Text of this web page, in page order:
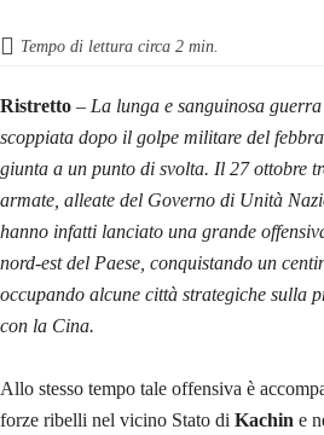
Tempo di lettura circa 2 min.
Ristretto – La lunga e sanguinosa
scoppiata dopo il golpe militare del
giunta a un punto di svolta. Il 27 ottobre
armate, alleate del Governo di Unità
hanno infatti lanciato una grande
nord-est del Paese, conquistando un
occupando alcune città strategiche sulla
con la Cina.
Allo stesso tempo tale offensiva è
forze ribelli nel vicino Stato di Kachin e